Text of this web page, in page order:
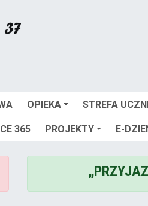
OPIEKA STREFA
365 PROJEKTY E-